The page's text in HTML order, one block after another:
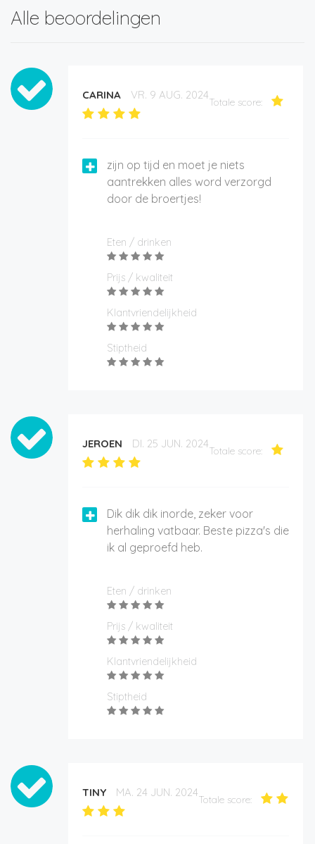
Alle beoordelingen
CARINA VR. 9 AUG. 2024
Totale score:
zijn op tijd en moet je niets
aantrekken alles word verzorgd
door de broertjes!
Eten / drinken
Prijs / kwaliteit
Klantvriendelijkheid
Stiptheid
JEROEN DI. 25 JUN. 2024
Totale score:
Dik dik dik inorde, zeker voor
herhaling vatbaar. Beste pizza's die
ik al geproefd heb.
Eten / drinken
Prijs / kwaliteit
Klantvriendelijkheid
Stiptheid
TINY MA. 24 JUN. 2024
Totale score: